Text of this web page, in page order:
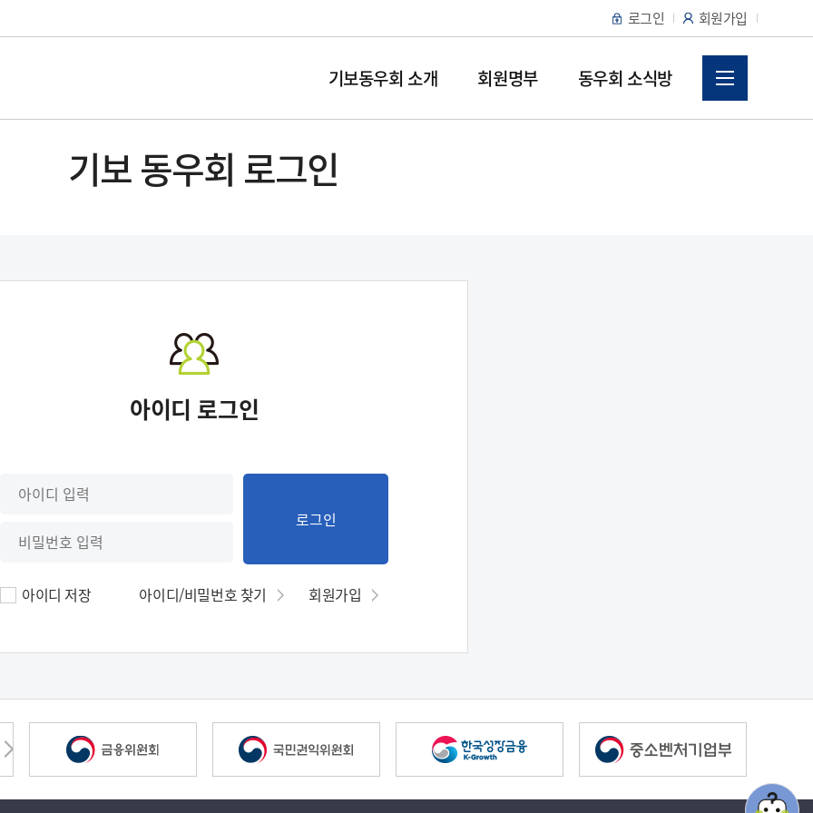
로그인 회원가입
기보동우회 소개
임원진 현황
회원명부
임원진 공지
동우회 소식방
활동 갤러리
기보 동우회 로그인
아이디 로그인
로그인
아이디 저장 아이디/비밀번호 찾기 회원가입